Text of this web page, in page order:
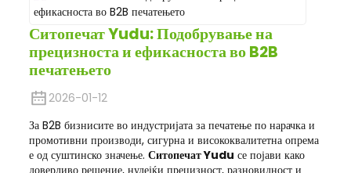
Ситопечат Yudu: Подобрување на
прецизноста и ефикасноста во B2B
печатењето
2026-01-12
За B2B бизнисите во индустријата за печатење по нарачка и
промотивни производи, сигурна и висококвалитетна опрема
е од суштинско значење. Ситопечат Yudu се појави како